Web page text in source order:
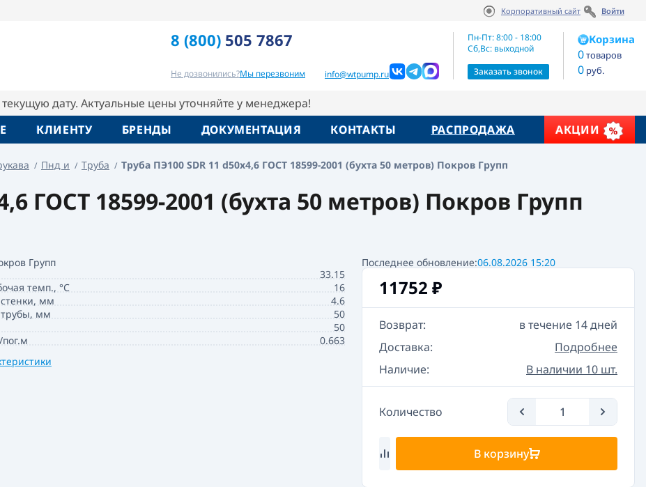
Корпоративный сайт Войти
8 (800) 505 7867
Не дозвонились?Мы перезвоним info@wtpump.ru
Пн-Пт: 8:00 - 18:00
Сб,Вс: выходной
Заказать звонок
Корзина
0товаров
0 руб.
дату. Актуальные цены уточняйте у менеджера!
КЛИЕНТУ БРЕНДЫ ДОКУМЕНТАЦИЯ КОНТАКТЫ РАСПРОДАЖА АКЦИИ
Пнд и Труба Труба ПЭ100 SDR 11 d50х4,6 ГОСТ 18599-2001 (бухта 50 метров) Покров Групп
ГОСТ 18599-2001 (бухта 50 метров) Покров Групп
Групп Последнее обновление:06.08.2026 15:20
33.15
темп., °С
16
мм
4.6
мм
50
50
0.663
11752 ₽
Возврат:
в течение 14 дней
Доставка:
Подробнее
Наличие:
В наличии 10 шт.
Количество
В корзину
Похожие товары